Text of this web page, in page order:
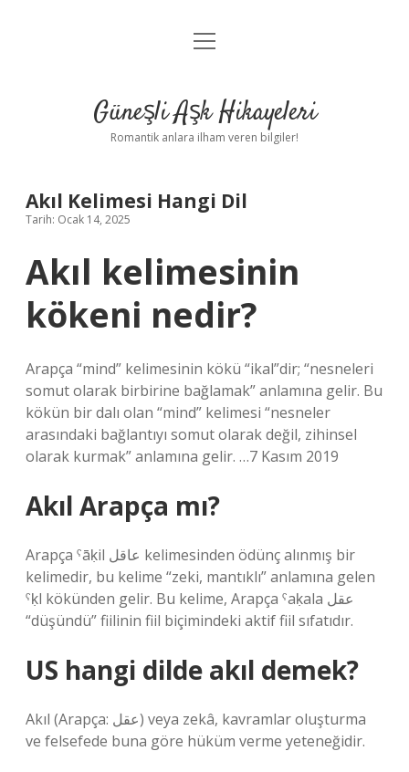
Anasayfa
Yasal Uyarı
menüyü
Güneşli Aşk Hikayeleri
Romantik anlara ilham veren bilgiler!
Akıl Kelimesi Hangi Dil
Tarih: Ocak 14, 2025
Akıl kelimesinin
kökeni nedir?
Arapça “mind” kelimesinin kökü “ikal”dir; “nesneleri
somut olarak birbirine bağlamak” anlamına gelir. Bu
kökün bir dalı olan “mind” kelimesi “nesneler
arasındaki bağlantıyı somut olarak değil, zihinsel
olarak kurmak” anlamına gelir. …7 Kasım 2019
Akıl Arapça mı?
Arapça ˁāḳil عاقل kelimesinden ödünç alınmış bir
kelimedir, bu kelime “zeki, mantıklı” anlamına gelen
ˁḳl kökünden gelir. Bu kelime, Arapça ˁaḳala عقل
“düşündü” fiilinin fiil biçimindeki aktif fiil sıfatıdır.
US hangi dilde akıl demek?
Akıl (Arapça: عقل) veya zekâ, kavramlar oluşturma
ve felsefede buna göre hüküm verme yeteneğidir.